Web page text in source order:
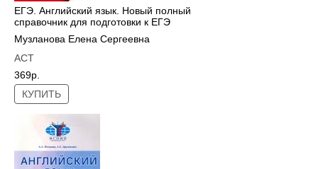
ЕГЭ. Английский язык. Новый полный
справочник для подготовки к ЕГЭ
Музланова Елена Сергеевна
АСТ
369р.
КУПИТЬ